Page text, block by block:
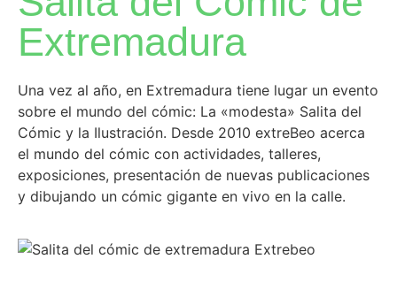
Extremadura
Una vez al año, en Extremadura tiene lugar un evento
sobre el mundo del cómic: La «modesta» Salita del
Cómic y la Ilustración. Desde 2010 extreBeo acerca
el mundo del cómic con actividades, talleres,
exposiciones, presentación de nuevas publicaciones
y dibujando un cómic gigante en vivo en la calle.